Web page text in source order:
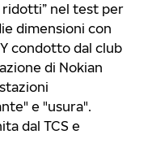
nel test per
dimensioni con
condotto dal club
di Nokian
e "usura".
dal TCS e